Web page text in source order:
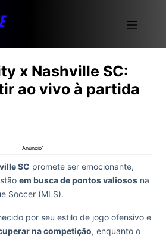
x Nashville SC:
ao vivo à partida
Anúncio1
SC promete ser emocionante,
em busca de pontos valiosos na
Soccer (MLS).
por seu estilo de jogo ofensivo e
na competição, enquanto o